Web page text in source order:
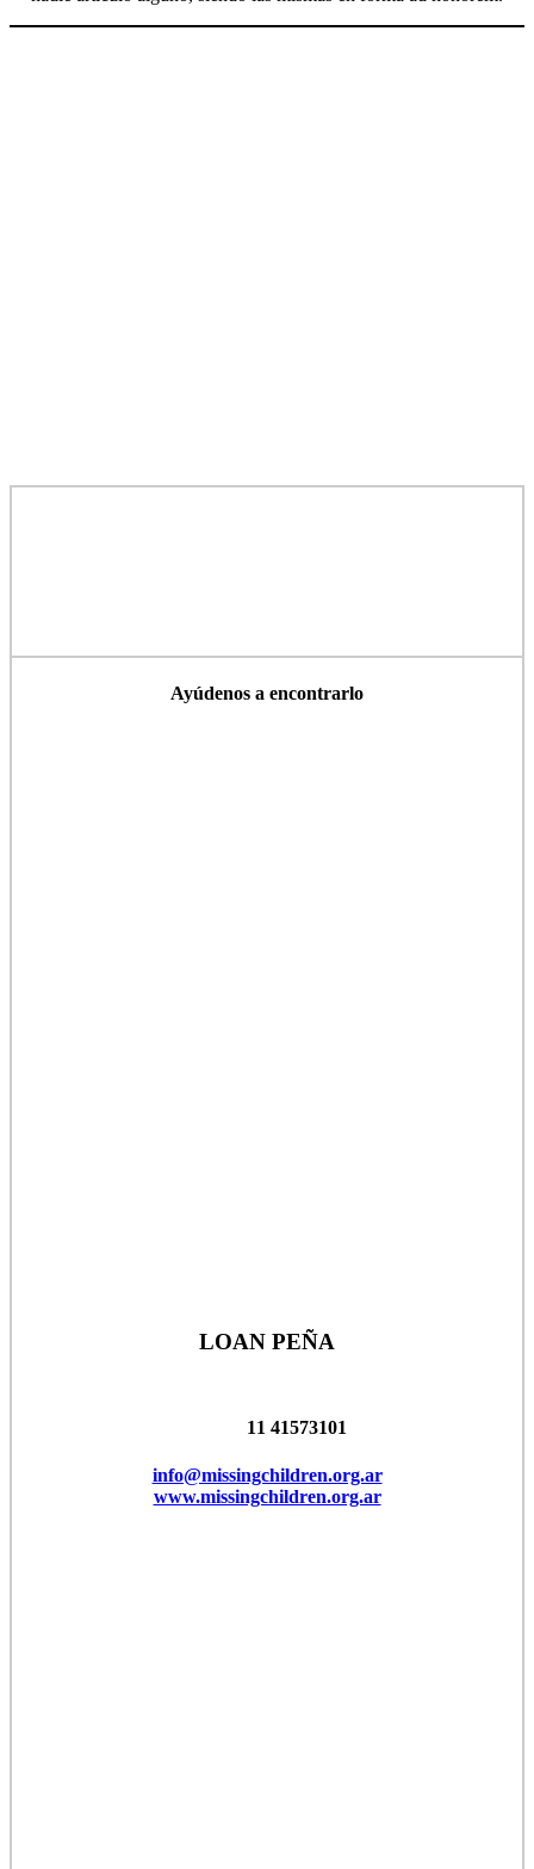
Ayúdenos a encontrarlo
LOAN PEÑA
11 41573101
info@missingchildren.org.ar
www.missingchildren.org.ar